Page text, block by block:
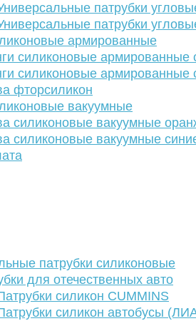
патрубки
патрубки
армированные
силиконовые армированные
силиконовые армированные
фторсиликон
вакуумные
силиконовые вакуумные
силиконовые вакуумные
патрубки силиконовые
для отечественных авто
силикон CUMMINS
силикон автобусы